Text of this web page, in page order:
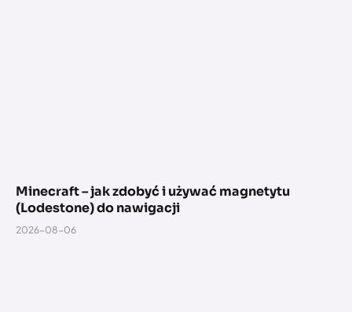
Minecraft – jak zdobyć i używać magnetytu
(Lodestone) do nawigacji
2026-08-06